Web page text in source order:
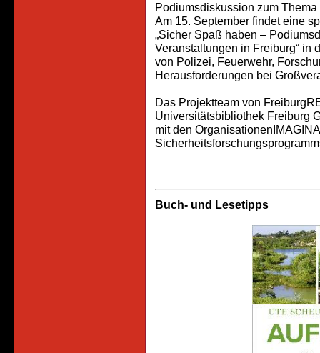
Podiumsdiskussion zum
Am 15. September findet eine
„Sicher Spaß haben –
Veranstaltungen in Freiburg“ in
von Polizei, Feuerwehr,
Herausforderungen bei
Das Projektteam von
Universitätsbibliothek Freiburg
mit den
Buch- und Lesetipps